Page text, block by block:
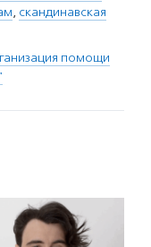
, скандинавская
помощи